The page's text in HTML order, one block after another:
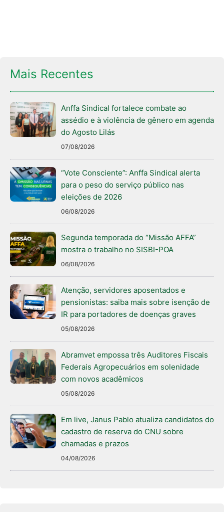
Mais Recentes
Anffa Sindical fortalece combate ao
assédio e à violência de gênero em agenda
do Agosto Lilás
07/08/2026
“Vote Consciente”: Anffa Sindical alerta
para o peso do serviço público nas
eleições de 2026
06/08/2026
Segunda temporada do “Missão AFFA”
mostra o trabalho no SISBI-POA
06/08/2026
Atenção, servidores aposentados e
pensionistas: saiba mais sobre isenção de
IR para portadores de doenças graves
05/08/2026
Abramvet empossa três Auditores Fiscais
Federais Agropecuários em solenidade
com novos acadêmicos
05/08/2026
Em live, Janus Pablo atualiza candidatos do
cadastro de reserva do CNU sobre
chamadas e prazos
04/08/2026